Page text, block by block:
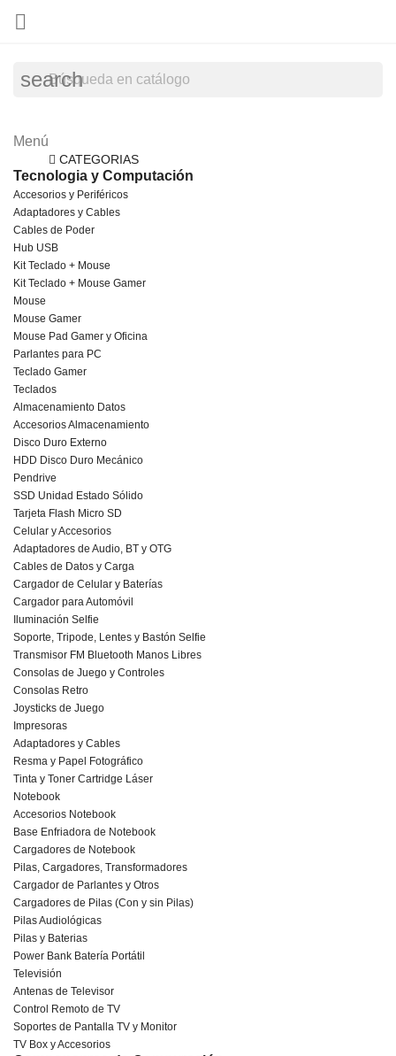

search
Menú
CATEGORIAS
Tecnologia y Computación
Accesorios y Periféricos
Adaptadores y Cables
Cables de Poder
Hub USB
Kit Teclado + Mouse
Kit Teclado + Mouse Gamer
Mouse
Mouse Gamer
Mouse Pad Gamer y Oficina
Parlantes para PC
Teclado Gamer
Teclados
Almacenamiento Datos
Accesorios Almacenamiento
Disco Duro Externo
HDD Disco Duro Mecánico
Pendrive
SSD Unidad Estado Sólido
Tarjeta Flash Micro SD
Celular y Accesorios
Adaptadores de Audio, BT y OTG
Cables de Datos y Carga
Cargador de Celular y Baterías
Cargador para Automóvil
Iluminación Selfie
Soporte, Tripode, Lentes y Bastón Selfie
Transmisor FM Bluetooth Manos Libres
Consolas de Juego y Controles
Consolas Retro
Joysticks de Juego
Impresoras
Adaptadores y Cables
Resma y Papel Fotográfico
Tinta y Toner Cartridge Láser
Notebook
Accesorios Notebook
Base Enfriadora de Notebook
Cargadores de Notebook
Pilas, Cargadores, Transformadores
Cargador de Parlantes y Otros
Cargadores de Pilas (Con y sin Pilas)
Pilas Audiológicas
Pilas y Baterias
Power Bank Batería Portátil
Televisión
Antenas de Televisor
Control Remoto de TV
Soportes de Pantalla TV y Monitor
TV Box y Accesorios